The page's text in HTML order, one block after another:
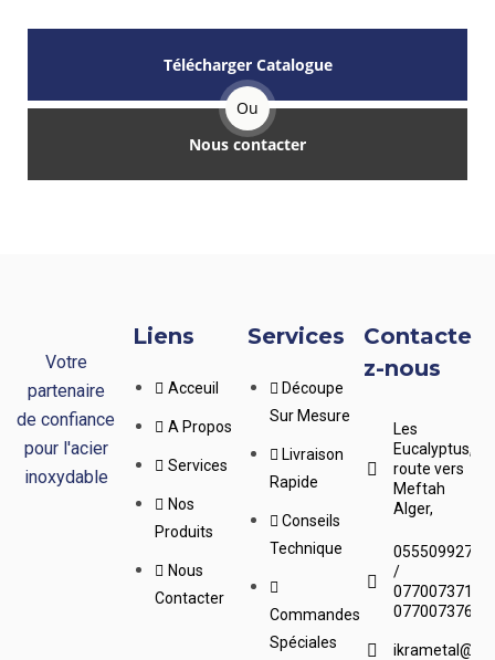
Télécharger Catalogue
Ou
Nous contacter
Votre
partenaire
de confiance
pour l'acier
inoxydable
Liens
Acceuil
A Propos
Services
Nos
Produits
Nous
Contacter
Services
Découpe
Sur Mesure
Livraison
Rapide
Conseils
Technique
Commandes
Spéciales
Contacte
z-nous
Les
Eucalyptus,
route vers
Meftah
Alger,
0555099276
/
0770073719
0770073765